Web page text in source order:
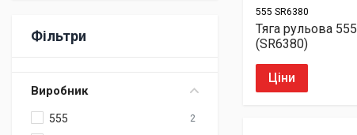
Фільтри
Виробник
555 2
555 SR6380
Тяга рульова 555
(SR6380)
Ціни